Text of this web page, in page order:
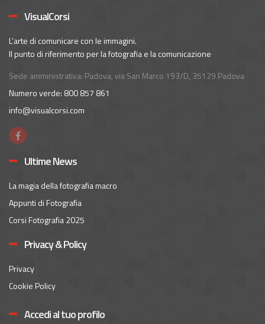
VisualCorsi
L’arte di comunicare con le immagini.
Il punto di riferimento per la fotografia e la comunicazione
Sede amministrativa: Padova, via San Marco 193/D, 35129 Padova
Numero verde: 800 857 861
info@visualcorsi.com
Ultime News
La magia della fotografia macro
Appunti di Fotografia
Corsi Fotografia 2025
Privacy & Policy
Privacy
Cookie Policy
Accedi al tuo profilo